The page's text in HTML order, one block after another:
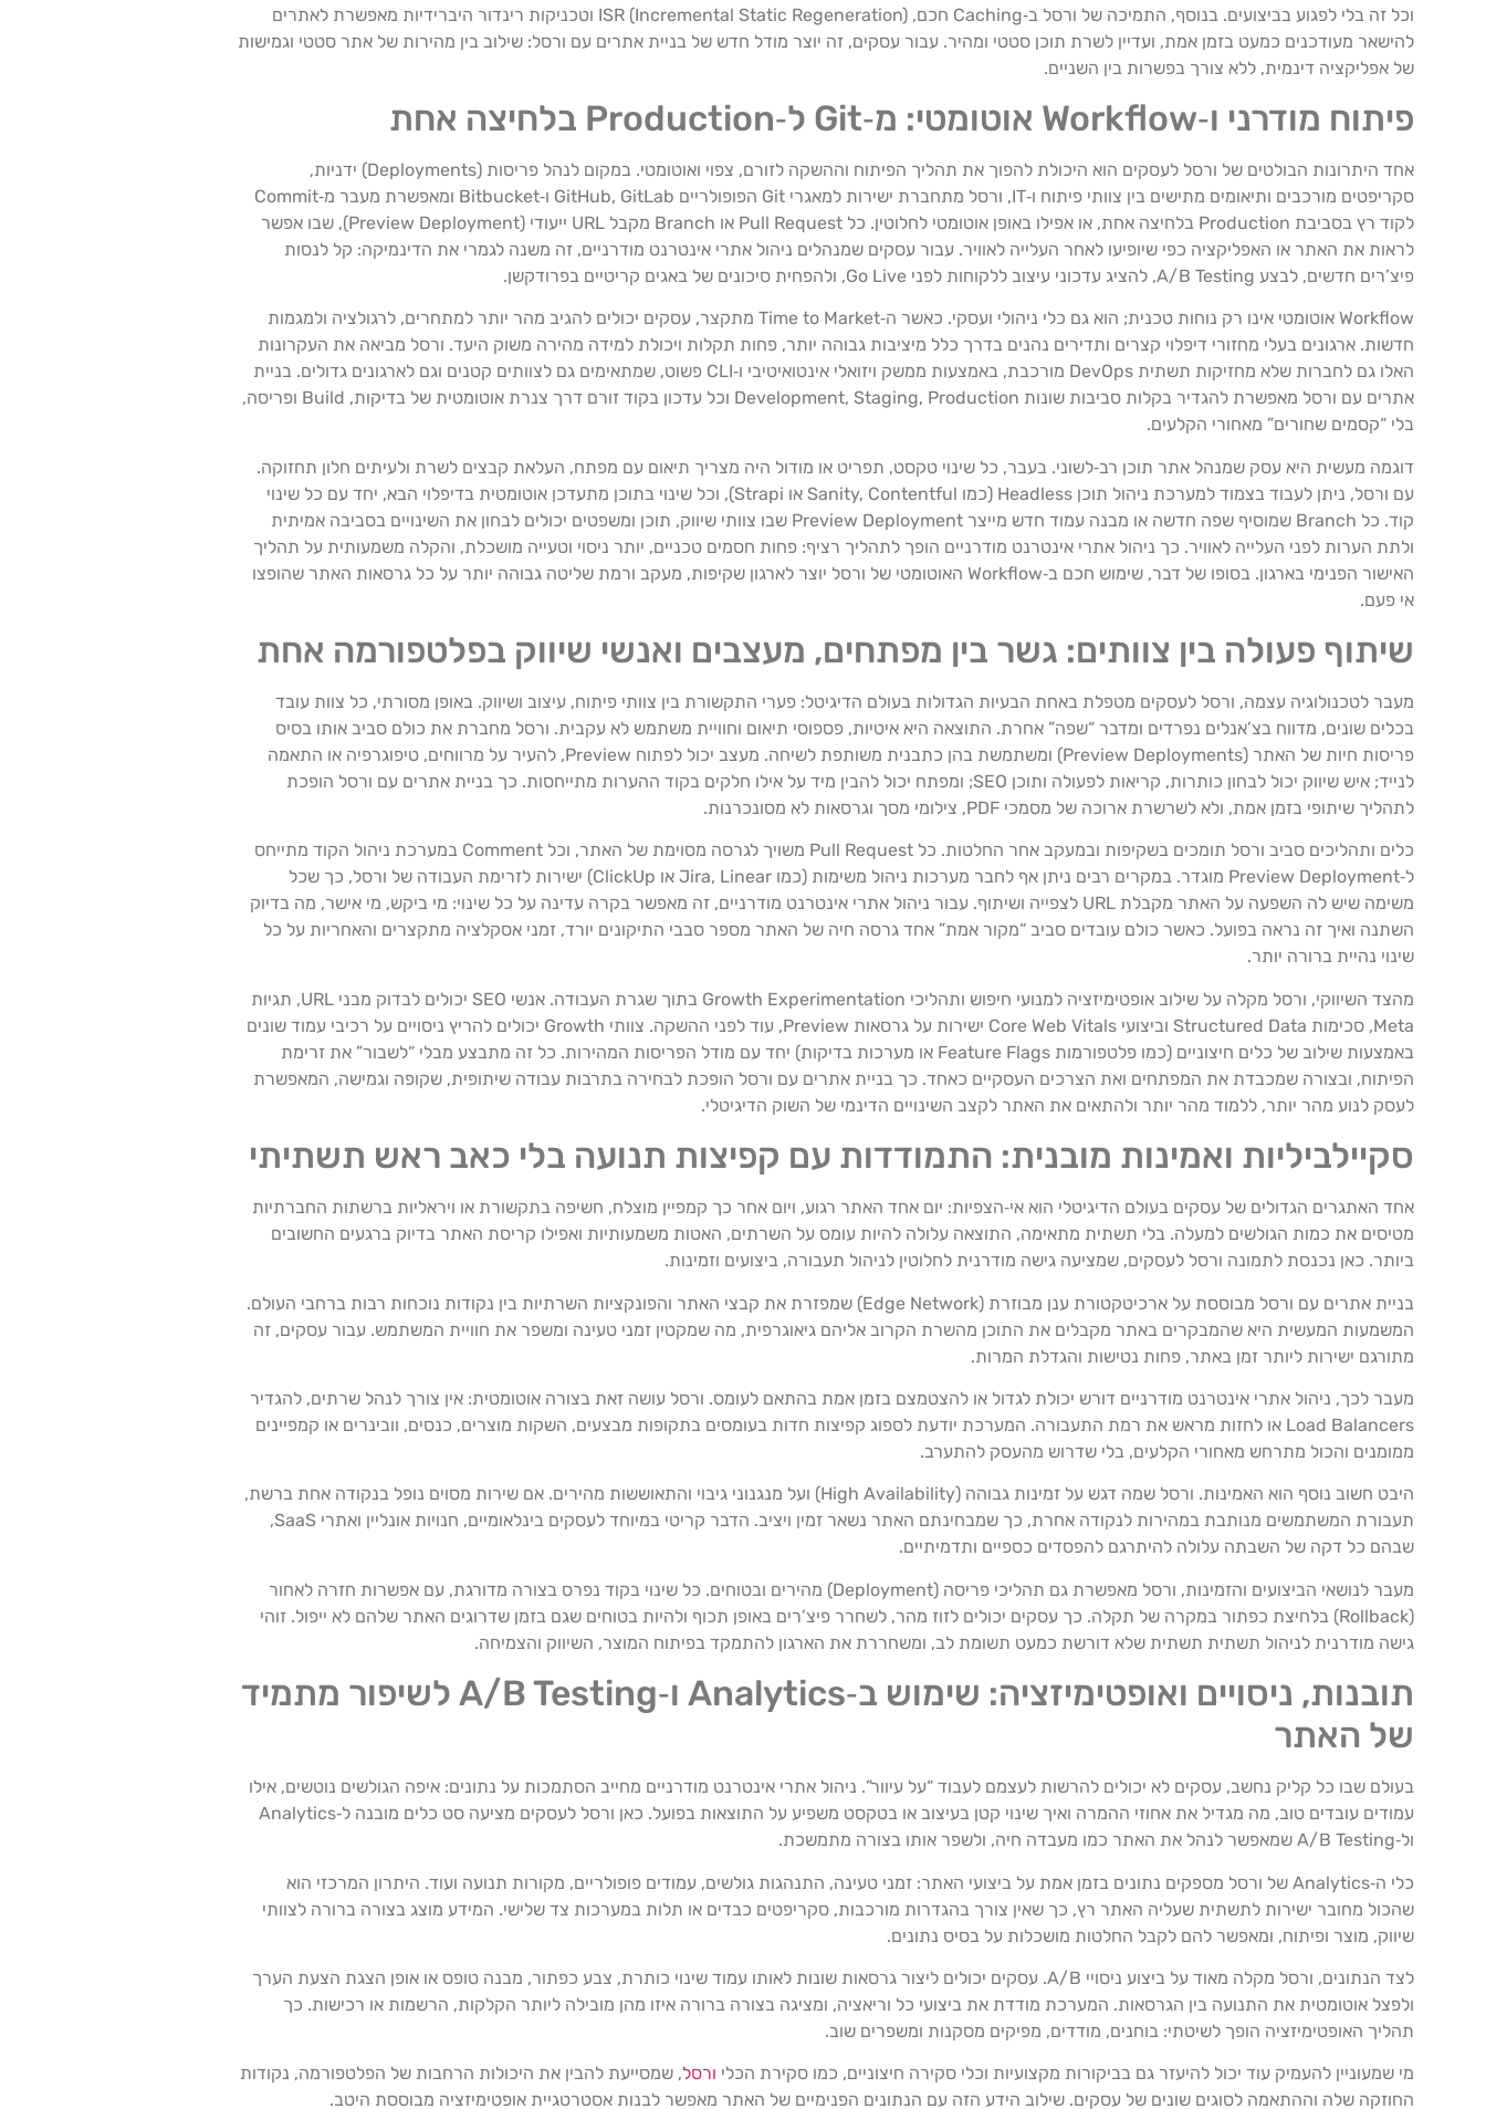
וכל זה בלי לפגוע בביצועים. בנוסף, התמיכה של ורסל ב‑Caching חכם, ISR (Incremental Static Regeneration) וטכניקות רינדור היברידיות מאפשרת לאתרים
להישאר מעודכנים כמעט בזמן אמת, ועדיין לשרת תוכן סטטי ומהיר. עבור עסקים, זה יוצר מודל חדש של בניית אתרים עם ורסל: שילוב בין מהירות של אתר סטטי וגמישות
של אפליקציה דינמית, ללא צורך בפשרות בין השניים.
פיתוח מודרני ו‑Workflow אוטומטי: מ‑Git ל‑Production בלחיצה אחת
אחד היתרונות הבולטים של ורסל לעסקים הוא היכולת להפוך את תהליך הפיתוח וההשקה לזורם, צפוי ואוטומטי. במקום לנהל פריסות (Deployments) ידניות,
סקריפטים מורכבים ותיאומים מתישים בין צוותי פיתוח ו‑IT, ורסל מתחברת ישירות למאגרי Git הפופולריים GitHub, GitLab ו‑Bitbucket ומאפשרת מעבר מ‑Commit
לקוד רץ בסביבת Production בלחיצה אחת, או אפילו באופן אוטומטי לחלוטין. כל Pull Request או Branch מקבל URL ייעודי (Preview Deployment), שבו אפשר
לראות את האתר או האפליקציה כפי שיופיעו לאחר העלייה לאוויר. עבור עסקים שמנהלים ניהול אתרי אינטרנט מודרניים, זה משנה לגמרי את הדינמיקה: קל לנסות
פיצ’רים חדשים, לבצע A/B Testing, להציג עדכוני עיצוב ללקוחות לפני Go Live, ולהפחית סיכונים של באגים קריטיים בפרודקשן.
Workflow אוטומטי אינו רק נוחות טכנית; הוא גם כלי ניהולי ועסקי. כאשר ה‑Time to Market מתקצר, עסקים יכולים להגיב מהר יותר למתחרים, לרגולציה ולמגמות
חדשות. ארגונים בעלי מחזורי דיפלוי קצרים ותדירים נהנים בדרך כלל מיציבות גבוהה יותר, פחות תקלות ויכולת למידה מהירה משוק היעד. ורסל מביאה את העקרונות
האלו גם לחברות שלא מחזיקות תשתית DevOps מורכבת, באמצעות ממשק ויזואלי אינטואיטיבי ו‑CLI פשוט, שמתאימים גם לצוותים קטנים וגם לארגונים גדולים. בניית
אתרים עם ורסל מאפשרת להגדיר בקלות סביבות שונות Development, Staging, Production וכל עדכון בקוד זורם דרך צנרת אוטומטית של בדיקות, Build ופריסה,
בלי “קסמים שחורים” מאחורי הקלעים.
דוגמה מעשית היא עסק שמנהל אתר תוכן רב‑לשוני. בעבר, כל שינוי טקסט, תפריט או מודול היה מצריך תיאום עם מפתח, העלאת קבצים לשרת ולעיתים חלון תחזוקה.
עם ורסל, ניתן לעבוד בצמוד למערכת ניהול תוכן Headless (כמו Sanity, Contentful או Strapi), וכל שינוי בתוכן מתעדכן אוטומטית בדיפלוי הבא, יחד עם כל שינוי
קוד. כל Branch שמוסיף שפה חדשה או מבנה עמוד חדש מייצר Preview Deployment שבו צוותי שיווק, תוכן ומשפטים יכולים לבחון את השינויים בסביבה אמיתית
ולתת הערות לפני העלייה לאוויר. כך ניהול אתרי אינטרנט מודרניים הופך לתהליך רציף: פחות חסמים טכניים, יותר ניסוי וטעייה מושכלת, והקלה משמעותית על תהליך
האישור הפנימי בארגון. בסופו של דבר, שימוש חכם ב‑Workflow האוטומטי של ורסל יוצר לארגון שקיפות, מעקב ורמת שליטה גבוהה יותר על כל גרסאות האתר שהופצו
אי פעם.
שיתוף פעולה בין צוותים: גשר בין מפתחים, מעצבים ואנשי שיווק בפלטפורמה אחת
מעבר לטכנולוגיה עצמה, ורסל לעסקים מטפלת באחת הבעיות הגדולות בעולם הדיגיטל: פערי התקשורת בין צוותי פיתוח, עיצוב ושיווק. באופן מסורתי, כל צוות עובד
בכלים שונים, מדווח בצ’אנלים נפרדים ומדבר “שפה” אחרת. התוצאה היא איטיות, פספוסי תיאום וחוויית משתמש לא עקבית. ורסל מחברת את כולם סביב אותו בסיס
פריסות חיות של האתר (Preview Deployments) ומשתמשת בהן כתבנית משותפת לשיחה. מעצב יכול לפתוח Preview, להעיר על מרווחים, טיפוגרפיה או התאמה
לנייד; איש שיווק יכול לבחון כותרות, קריאות לפעולה ותוכן SEO; ומפתח יכול להבין מיד על אילו חלקים בקוד ההערות מתייחסות. כך בניית אתרים עם ורסל הופכת
לתהליך שיתופי בזמן אמת, ולא לשרשרת ארוכה של מסמכי PDF, צילומי מסך וגרסאות לא מסונכרנות.
כלים ותהליכים סביב ורסל תומכים בשקיפות ובמעקב אחר החלטות. כל Pull Request משויך לגרסה מסוימת של האתר, וכל Comment במערכת ניהול הקוד מתייחס
ל‑Preview Deployment מוגדר. במקרים רבים ניתן אף לחבר מערכות ניהול משימות (כמו Jira, Linear או ClickUp) ישירות לזרימת העבודה של ורסל, כך שכל
משימה שיש לה השפעה על האתר מקבלת URL לצפייה ושיתוף. עבור ניהול אתרי אינטרנט מודרניים, זה מאפשר בקרה עדינה על כל שינוי: מי ביקש, מי אישר, מה בדיוק
השתנה ואיך זה נראה בפועל. כאשר כולם עובדים סביב “מקור אמת” אחד גרסה חיה של האתר מספר סבבי התיקונים יורד, זמני אסקלציה מתקצרים והאחריות על כל
שינוי נהיית ברורה יותר.
מהצד השיווקי, ורסל מקלה על שילוב אופטימיזציה למנועי חיפוש ותהליכי Growth Experimentation בתוך שגרת העבודה. אנשי SEO יכולים לבדוק מבני URL, תגיות
Meta, סכימות Structured Data וביצועי Core Web Vitals ישירות על גרסאות Preview, עוד לפני ההשקה. צוותי Growth יכולים להריץ ניסויים על רכיבי עמוד שונים
באמצעות שילוב של כלים חיצוניים (כמו פלטפורמות Feature Flags או מערכות בדיקות) יחד עם מודל הפריסות המהירות. כל זה מתבצע מבלי “לשבור” את זרימת
הפיתוח, ובצורה שמכבדת את המפתחים ואת הצרכים העסקיים כאחד. כך בניית אתרים עם ורסל הופכת לבחירה בתרבות עבודה שיתופית, שקופה וגמישה, המאפשרת
לעסק לנוע מהר יותר, ללמוד מהר יותר ולהתאים את האתר לקצב השינויים הדינמי של השוק הדיגיטלי.
סקיילביליות ואמינות מובנית: התמודדות עם קפיצות תנועה בלי כאב ראש תשתיתי
אחד האתגרים הגדולים של עסקים בעולם הדיגיטלי הוא אי‑הצפיות: יום אחד האתר רגוע, ויום אחר כך קמפיין מוצלח, חשיפה בתקשורת או ויראליות ברשתות החברתיות
מטיסים את כמות הגולשים למעלה. בלי תשתית מתאימה, התוצאה עלולה להיות עומס על השרתים, האטות משמעותיות ואפילו קריסת האתר בדיוק ברגעים החשובים
ביותר. כאן נכנסת לתמונה ורסל לעסקים, שמציעה גישה מודרנית לחלוטין לניהול תעבורה, ביצועים וזמינות.
בניית אתרים עם ורסל מבוססת על ארכיטקטורת ענן מבוזרת (Edge Network) שמפזרת את קבצי האתר והפונקציות השרתיות בין נקודות נוכחות רבות ברחבי העולם.
המשמעות המעשית היא שהמבקרים באתר מקבלים את התוכן מהשרת הקרוב אליהם גיאוגרפית, מה שמקטין זמני טעינה ומשפר את חוויית המשתמש. עבור עסקים, זה
מתורגם ישירות ליותר זמן באתר, פחות נטישות והגדלת המרות.
מעבר לכך, ניהול אתרי אינטרנט מודרניים דורש יכולת לגדול או להצטמצם בזמן אמת בהתאם לעומס. ורסל עושה זאת בצורה אוטומטית: אין צורך לנהל שרתים, להגדיר
Load Balancers או לחזות מראש את רמת התעבורה. המערכת יודעת לספוג קפיצות חדות בעומסים בתקופות מבצעים, השקות מוצרים, כנסים, וובינרים או קמפיינים
ממומנים והכול מתרחש מאחורי הקלעים, בלי שדרוש מהעסק להתערב.
היבט חשוב נוסף הוא האמינות. ורסל שמה דגש על זמינות גבוהה (High Availability) ועל מנגנוני גיבוי והתאוששות מהירים. אם שירות מסוים נופל בנקודה אחת ברשת,
תעבורת המשתמשים מנותבת במהירות לנקודה אחרת, כך שמבחינתם האתר נשאר זמין ויציב. הדבר קריטי במיוחד לעסקים בינלאומיים, חנויות אונליין ואתרי SaaS,
שבהם כל דקה של השבתה עלולה להיתרגם להפסדים כספיים ותדמיתיים.
מעבר לנושאי הביצועים והזמינות, ורסל מאפשרת גם תהליכי פריסה (Deployment) מהירים ובטוחים. כל שינוי בקוד נפרס בצורה מדורגת, עם אפשרות חזרה לאחור
(Rollback) בלחיצת כפתור במקרה של תקלה. כך עסקים יכולים לזוז מהר, לשחרר פיצ’רים באופן תכוף ולהיות בטוחים שגם בזמן שדרוגים האתר שלהם לא ייפול. זוהי
גישה מודרנית לניהול תשתית תשתית שלא דורשת כמעט תשומת לב, ומשחררת את הארגון להתמקד בפיתוח המוצר, השיווק והצמיחה.
תובנות, ניסויים ואופטימיזציה: שימוש ב‑Analytics ו‑A/B Testing לשיפור מתמיד
של האתר
בעולם שבו כל קליק נחשב, עסקים לא יכולים להרשות לעצמם לעבוד “על עיוור”. ניהול אתרי אינטרנט מודרניים מחייב הסתמכות על נתונים: איפה הגולשים נוטשים, אילו
עמודים עובדים טוב, מה מגדיל את אחוזי ההמרה ואיך שינוי קטן בעיצוב או בטקסט משפיע על התוצאות בפועל. כאן ורסל לעסקים מציעה סט כלים מובנה ל‑Analytics
ול‑A/B Testing שמאפשר לנהל את האתר כמו מעבדה חיה, ולשפר אותו בצורה מתמשכת.
כלי ה‑Analytics של ורסל מספקים נתונים בזמן אמת על ביצועי האתר: זמני טעינה, התנהגות גולשים, עמודים פופולריים, מקורות תנועה ועוד. היתרון המרכזי הוא
שהכול מחובר ישירות לתשתית שעליה האתר רץ, כך שאין צורך בהגדרות מורכבות, סקריפטים כבדים או תלות במערכות צד שלישי. המידע מוצג בצורה ברורה לצוותי
שיווק, מוצר ופיתוח, ומאפשר להם לקבל החלטות מושכלות על בסיס נתונים.
לצד הנתונים, ורסל מקלה מאוד על ביצוע ניסויי A/B. עסקים יכולים ליצור גרסאות שונות לאותו עמוד שינוי כותרת, צבע כפתור, מבנה טופס או אופן הצגת הצעת הערך
ולפצל אוטומטית את התנועה בין הגרסאות. המערכת מודדת את ביצועי כל וריאציה, ומציגה בצורה ברורה איזו מהן מובילה ליותר הקלקות, הרשמות או רכישות. כך
תהליך האופטימיזציה הופך לשיטתי: בוחנים, מודדים, מפיקים מסקנות ומשפרים שוב.
מי שמעוניין להעמיק עוד יכול להיעזר גם בביקורות מקצועיות וכלי סקירה חיצוניים, כמו סקירת הכלי ורסל, שמסייעת להבין את היכולות הרחבות של הפלטפורמה, נקודות
החוזקה שלה וההתאמה לסוגים שונים של עסקים. שילוב הידע הזה עם הנתונים הפנימיים של האתר מאפשר לבנות אסטרטגיית אופטימיזציה מבוססת היטב.